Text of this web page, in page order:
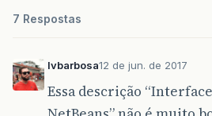
     {
     }
media /=
7 Respostas
lvbarbosa12 de jun. de 2017
Essa descrição